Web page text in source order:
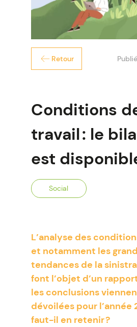
Retour
Conditions
travail : le
est
Social
L’analyse des
et notamment les
tendances de la
font l’objet d’un
les conclusions
dévoilées pour l’année
faut-il en retenir ?